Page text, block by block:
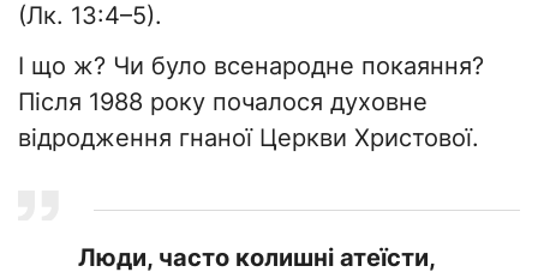
(Лк. 13:4–5).
І що ж? Чи було всенародне покаяння?
Після 1988 року почалося духовне
відродження гнаної Церкви Христової.
Люди, часто колишні атеїсти,